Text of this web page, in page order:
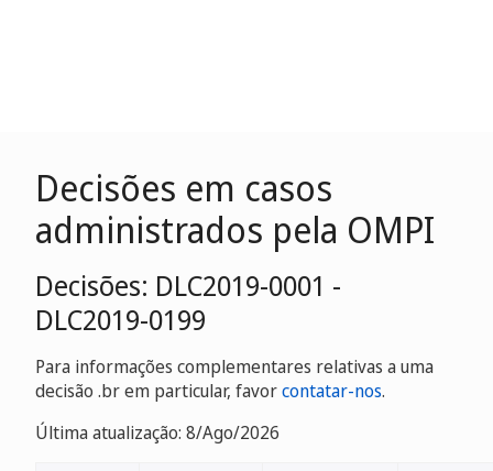
Decisões em casos
administrados pela OMPI
Decisões: DLC2019-0001 -
DLC2019-0199
Para informações complementares relativas a uma
decisão .br em particular, favorcontatar-nos.
Última atualização: 8/Ago/2026